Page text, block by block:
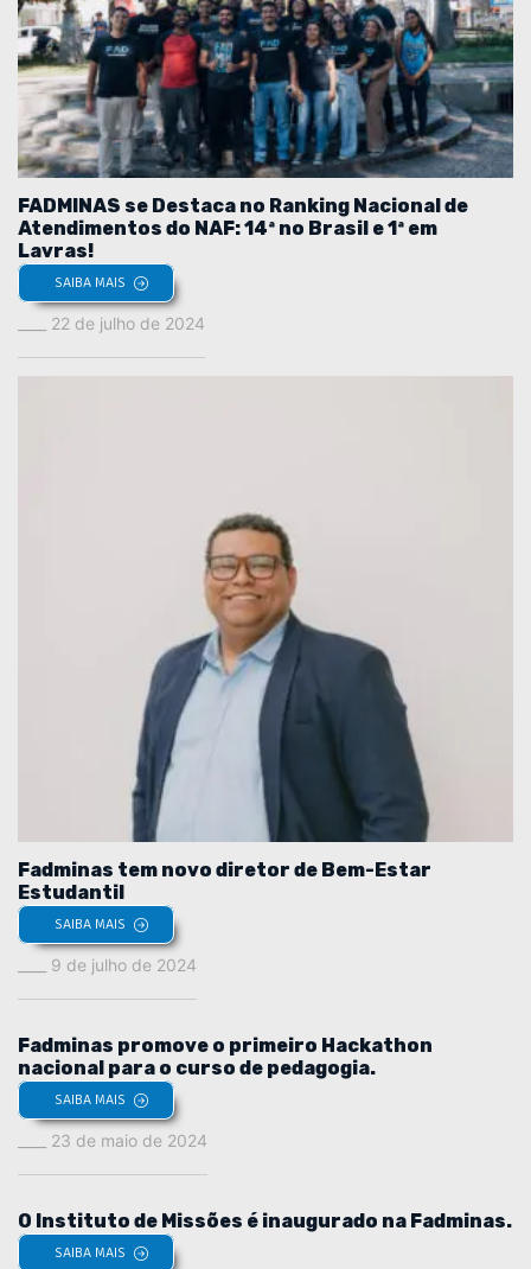
FADMINAS se Destaca no Ranking Nacional de
Atendimentos do NAF: 14ª no Brasil e 1ª em
Lavras!
SAIBA MAIS
22 de julho de 2024
Fadminas tem novo diretor de Bem-Estar
Estudantil
SAIBA MAIS
9 de julho de 2024
Fadminas promove o primeiro Hackathon
nacional para o curso de pedagogia.
SAIBA MAIS
23 de maio de 2024
O Instituto de Missões é inaugurado na Fadminas.
SAIBA MAIS